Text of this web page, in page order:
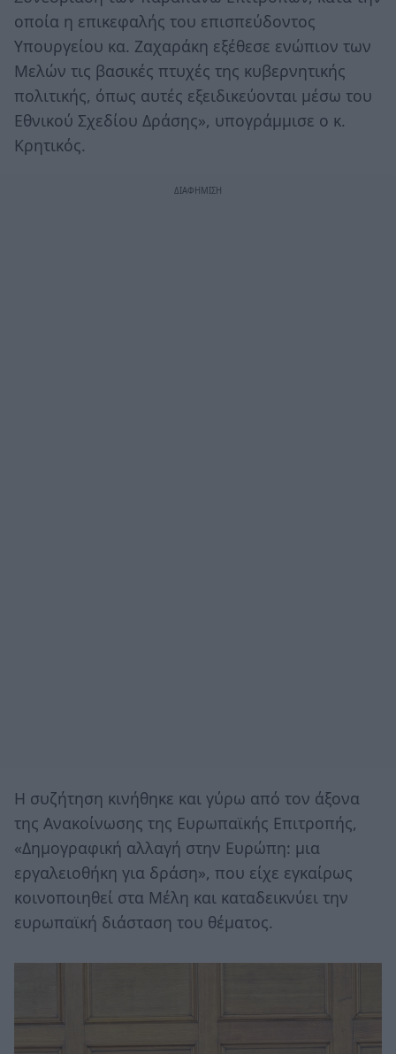
οποία η επικεφαλής του επισπεύδοντος
Υπουργείου κα. Ζαχαράκη εξέθεσε ενώπιον των
Μελών τις βασικές πτυχές της κυβερνητικής
πολιτικής, όπως αυτές εξειδικεύονται μέσω του
Εθνικού Σχεδίου Δράσης», υπογράμμισε ο κ.
Κρητικός.
Η συζήτηση κινήθηκε και γύρω από τον άξονα
της Ανακοίνωσης της Ευρωπαϊκής Επιτροπής,
«Δημογραφική αλλαγή στην Ευρώπη: μια
εργαλειοθήκη για δράση», που είχε εγκαίρως
κοινοποιηθεί στα Μέλη και καταδεικνύει την
ευρωπαϊκή διάσταση του θέματος.